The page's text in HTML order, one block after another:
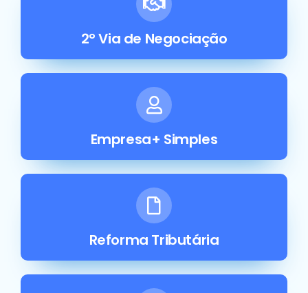
2° Via de Negociação
Empresa+ Simples
Reforma Tributária